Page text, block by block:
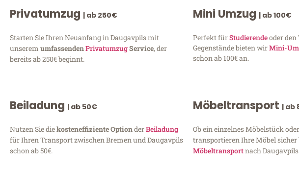
Privatumzug | ab 250€
Starten Sie Ihren Neuanfang in Daugavpils mit
unserem umfassendenPrivatumzugService, der
bereits ab 250€ beginnt.
Mini Umzug | ab 100€
Perfekt fürStudierendeoder
Gegenstände bieten wirMini-
schon ab 100€ an.
Beiladung | ab 50€
Nutzen Sie diekosteneffiziente OptionderBeiladung
für Ihren Transport zwischen Bremen und Daugavpils
schon ab 50€.
Möbeltransport | ab
Ob ein einzelnes Möbelstück
transportieren Ihre Möbel sicher
Möbeltransportnach